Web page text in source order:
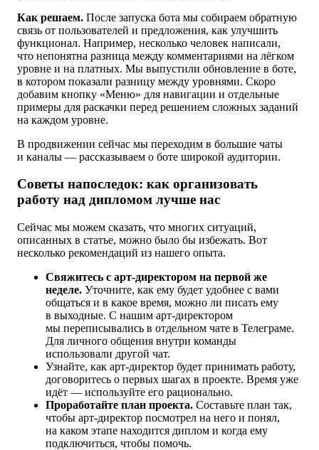
Как решаем. После запуска бота мы собираем обратную
связь от пользователей и предложения, как улучшить
функционал. Например, несколько человек написали,
что непонятна разница между комментариями на лёгком
уровне и на платных. Мы выпустили обновление в боте,
в котором показали разницу между уровнями. Скоро
добавим кнопку «Меню» для навигации и отдельные
примеры для раскачки перед решением сложных заданий
на каждом уровне.
В продвижении сейчас мы переходим в большие чаты
и каналы — рассказываем о боте широкой аудитории.
Советы напоследок: как организовать
работу над дипломом лучше нас
Сейчас мы можем сказать, что многих ситуаций,
описанных в статье, можно было бы избежать. Вот
несколько рекомендаций из нашего опыта.
Свяжитесь с арт-директором на первой же
неделе. Уточните, как ему будет удобнее с вами
общаться и в какое время, можно ли писать ему
в выходные. С нашим арт-директором
мы переписывались в отдельном чате в Телеграме.
Для личного общения внутри команды
использовали другой чат.
Узнайте, как арт-директор будет принимать работу,
договоритесь о первых шагах в проекте. Время уже
идёт — используйте его рационально.
Проработайте план проекта. Составьте план так,
чтобы арт-директор посмотрел на него и понял,
на каком этапе находится диплом и когда ему
подключиться, чтобы помочь.